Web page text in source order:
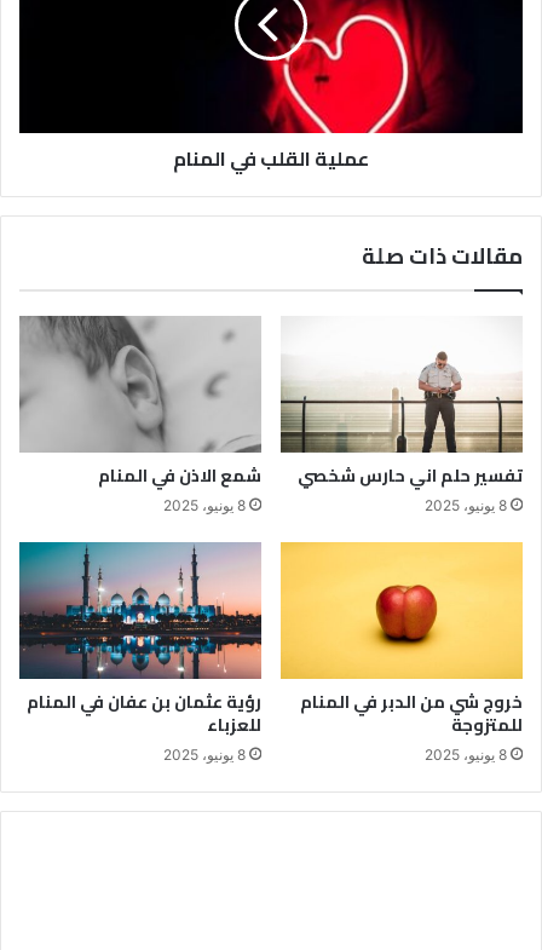
عملية القلب في المنام
مقالات ذات صلة
تفسير حلم اني حارس شخصي
8 يونيو، 2025
شمع الاذن في المنام
8 يونيو، 2025
خروج شي من الدبر في المنام
للمتزوجة
8 يونيو، 2025
رؤية عثمان بن عفان في المنام
للعزباء
8 يونيو، 2025